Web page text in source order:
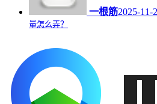
一根筋2025-11-
量怎么弄？